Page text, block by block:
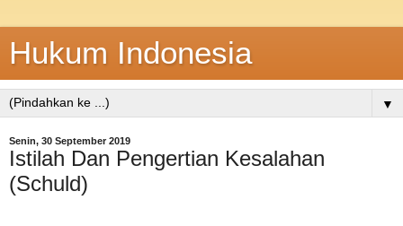
Hukum Indonesia
▼
Senin, 30 September 2019
Istilah Dan Pengertian Kesalahan
(Schuld)